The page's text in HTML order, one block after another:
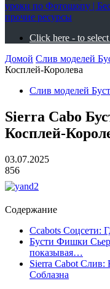
уроки по Фотошопу |
прочие ресурсы
Click here - to
Домой Слив моделей
Косплей-Королева
Слив моделей
Sierra Cabo
Косплей-
03.07.2025
856
Содержание
Ccabots Соцсети:
Бусти Фишки
показывая…
Sierra Cabot Слив:
Соблазна